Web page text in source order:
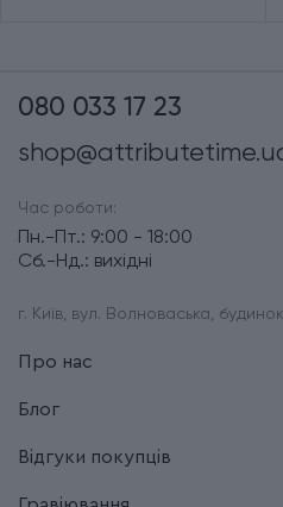
080 033 17 23
Час роботи:
Пн.-Пт.: 9:00 - 18:00
Сб.-Нд.: вихідні
г. Київ, вул. Волноваська,
Про нас
Блог
Відгуки покупців